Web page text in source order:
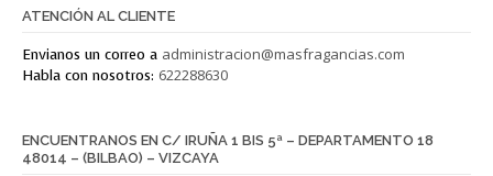
ATENCIÓN AL CLIENTE
Envianos un correo a administracion@masfragancias.com
Habla con nosotros: 622288630
ENCUENTRANOS EN C/ IRUÑA 1 BIS 5ª – DEPARTAMENTO 18
48014 – (BILBAO) – VIZCAYA